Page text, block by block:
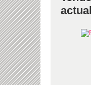
actual